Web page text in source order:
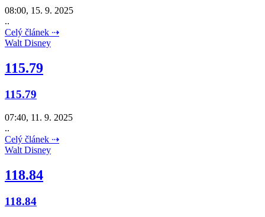
08:00, 15. 9. 2025
..
Celý článek ⇢
Walt Disney
115.79
115.79
07:40, 11. 9. 2025
..
Celý článek ⇢
Walt Disney
118.84
118.84